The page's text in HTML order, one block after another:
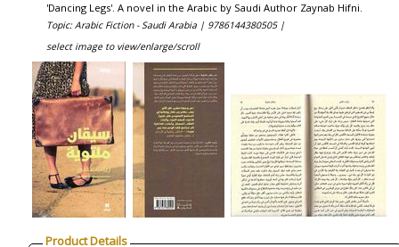
'Dancing Legs'. A novel in the Arabic by Saudi Author Zaynab Hifni.
Topic: Arabic Fiction - Saudi Arabia | 9786144380505 |
select image to view/enlarge/scroll
Product Details